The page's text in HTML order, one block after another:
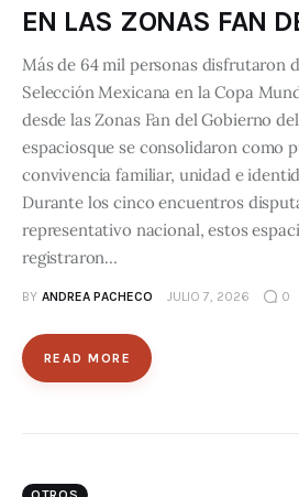
EN LAS ZONAS FAN
Más de 64 mil personas disfrutaron
Selección Mexicana en la Copa
desde las Zonas Fan del Gobierno
espaciosque se consolidaron como
convivencia familiar, unidad e
Durante los cinco encuentros
representativo nacional, estos
registraron…
BY ANDREA PACHECO JULIO 7, 2026 0
READ MORE